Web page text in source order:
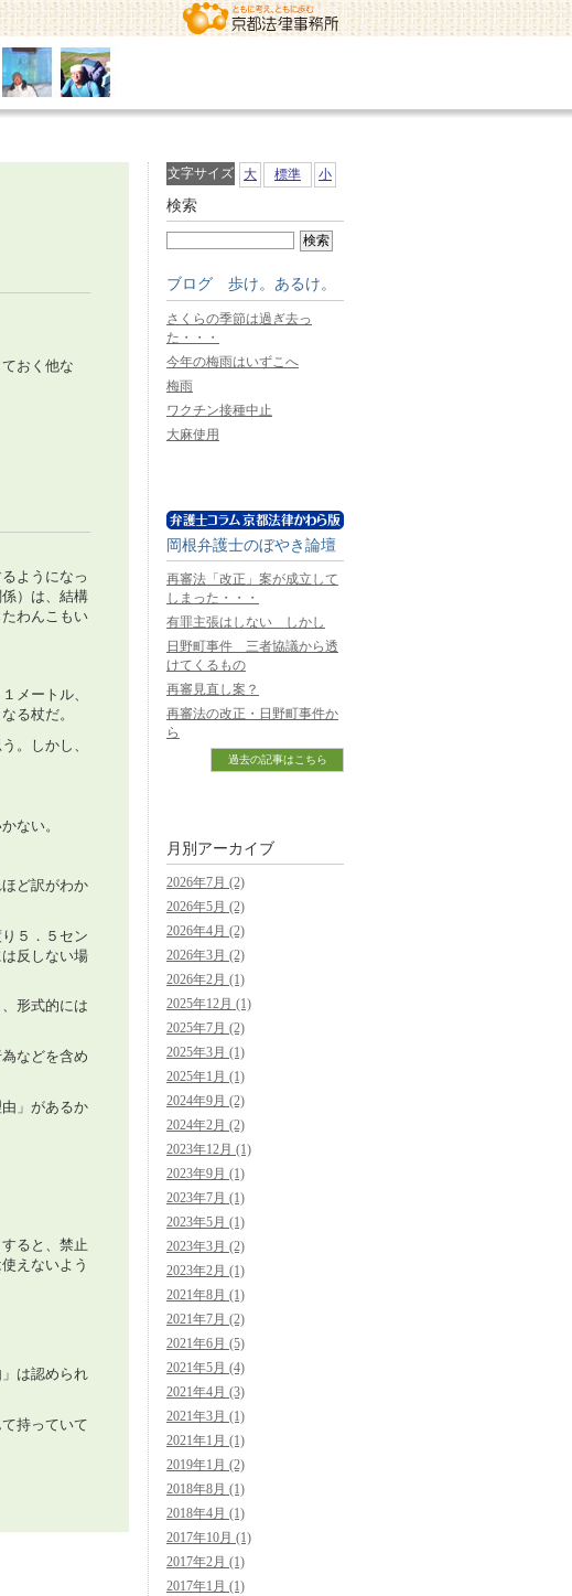
おく他な
ようになっ
）は、結構
わんこもい
メートル、
る杖だ。
。しかし、
ない。
ど訳がわか
５．５セン
反しない場
形式的には
などを含め
」があるか
ると、禁止
えないよう
は認められ
持っていて
文字サイズ 大 標準 小
検索
ブログ 歩け。あるけ。
さくらの季節は過ぎ去っ
た・・・
今年の梅雨はいずこへ
梅雨
ワクチン接種中止
大麻使用
岡根弁護士のぼやき論壇
再審法「改正」案が成立して
しまった・・・
有罪主張はしない しかし
日野町事件 三者協議から透
けてくるもの
再審見直し案？
再審法の改正・日野町事件か
ら
過去の記事はこちら
月別アーカイブ
2026年7月 (2)
2026年5月 (2)
2026年4月 (2)
2026年3月 (2)
2026年2月 (1)
2025年12月 (1)
2025年7月 (2)
2025年3月 (1)
2025年1月 (1)
2024年9月 (2)
2024年2月 (2)
2023年12月 (1)
2023年9月 (1)
2023年7月 (1)
2023年5月 (1)
2023年3月 (2)
2023年2月 (1)
2021年8月 (1)
2021年7月 (2)
2021年6月 (5)
2021年5月 (4)
2021年4月 (3)
2021年3月 (1)
2021年1月 (1)
2019年1月 (2)
2018年8月 (1)
2018年4月 (1)
2017年10月 (1)
2017年2月 (1)
2017年1月 (1)